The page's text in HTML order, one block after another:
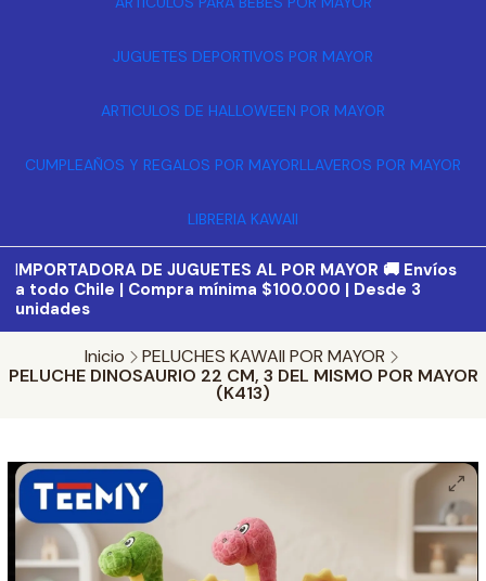
JUGUETES DEPORTIVOS POR MAYOR
ARTICULOS DE HALLOWEEN POR MAYOR
CUMPLEAÑOS Y REGALOS POR MAYORLLAVEROS POR MAYOR
LIBRERIA KAWAII
IMPORTADORA DE JUGUETES AL POR MAYOR 🚚 Envíos
a todo Chile | Compra mínima $100.000 | Desde 3
unidades
Inicio
PELUCHES KAWAII POR MAYOR
PELUCHE DINOSAURIO 22 CM, 3 DEL MISMO POR MAYOR
(K413)